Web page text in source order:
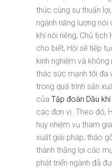
thức cùng sự thuận
ngành năng lượng nói
khí nói riêng, Chủ tịch
cho biết, Hội sẽ tiếp
kinh nghiệm và
thác sức mạnh tối đa
trong quá trình sản
của Tập đoàn Dầu
các đơn vị. Theo đó,
huy nhiệm vụ tham
xuất giải pháp, tháo
thành thắng lợi các
phát triển ngành đã